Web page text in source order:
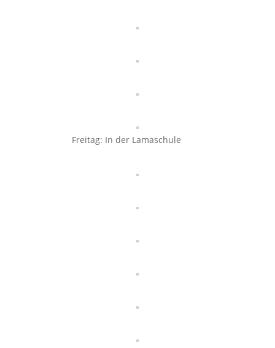
Freitag: In der Lamaschule